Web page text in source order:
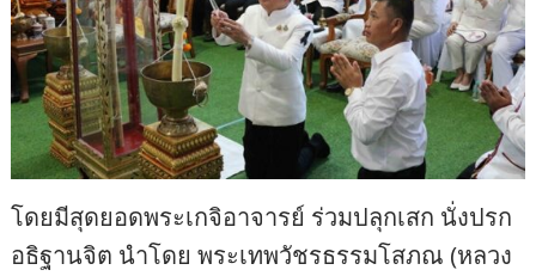
โดยมีสุดยอดพระเกจิอาจารย์ ร่วมปลุกเสก นั่งปรก
อธิฐานจิต นำโดย พระเทพวัชรธรรมโสภณ (หลวง